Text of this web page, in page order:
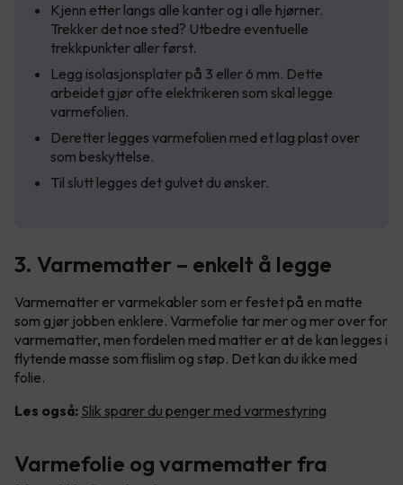
Kjenn etter langs alle kanter og i alle hjørner.
Trekker det noe sted? Utbedre eventuelle
trekkpunkter aller først.
Legg isolasjonsplater på 3 eller 6 mm. Dette
arbeidet gjør ofte elektrikeren som skal legge
varmefolien.
Deretter legges varmefolien med et lag plast over
som beskyttelse.
Til slutt legges det gulvet du ønsker.
3. Varmematter – enkelt å legge
Varmematter er varmekabler som er festet på en matte
som gjør jobben enklere. Varmefolie tar mer og mer over for
varmematter, men fordelen med matter er at de kan legges i
flytende masse som flislim og støp. Det kan du ikke med
folie.
Les også: Slik sparer du penger med varmestyring
Varmefolie og varmematter fra